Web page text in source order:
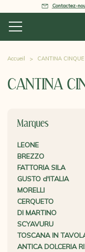
Contactez-
Accueil CANTINA
CANTINA
Marques
LEONE
BREZZO
FATTORIA SILA
GUSTO d'ITALIA
MORELLI
CERQUETO
DI MARTINO
SCYAVURU
TOSCANA IN
ANTICA DOLCERIA